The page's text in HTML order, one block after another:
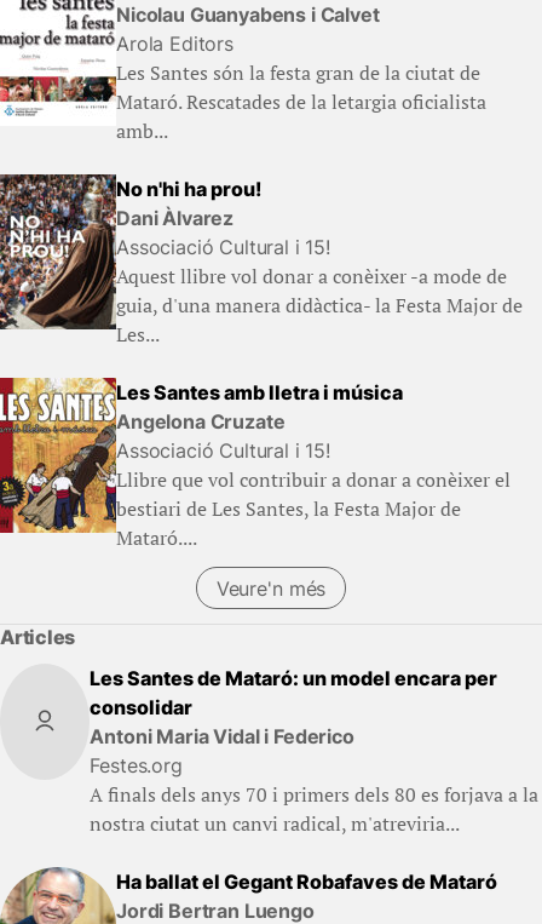
Nicolau Guanyabens i Calvet
Arola Editors
Les Santes són la festa gran de la ciutat de
Mataró. Rescatades de la letargia oficialista
amb...
No n'hi ha prou!
Dani Àlvarez
Associació Cultural i 15!
Aquest llibre vol donar a conèixer -a mode de
guia, d'una manera didàctica- la Festa Major de
Les...
Les Santes amb lletra i música
Angelona Cruzate
Associació Cultural i 15!
Llibre que vol contribuir a donar a conèixer el
bestiari de Les Santes, la Festa Major de
Mataró....
Veure'n més
Articles
Les Santes de Mataró: un model encara per
consolidar
Antoni Maria Vidal i Federico
Festes.org
A finals dels anys 70 i primers dels 80 es forjava a la
nostra ciutat un canvi radical, m'atreviria...
Ha ballat el Gegant Robafaves de Mataró
Jordi Bertran Luengo